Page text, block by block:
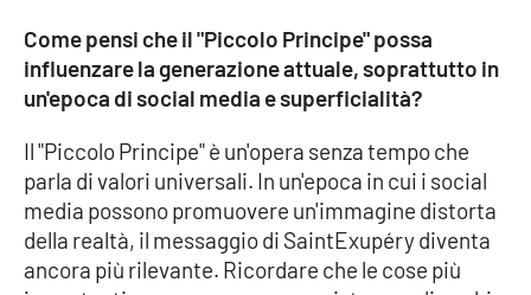
Come pensi che il "Piccolo Principe" possa
influenzare la generazione attuale, soprattutto in
un'epoca di social media e superficialità?
Il "Piccolo Principe" è un'opera senza tempo che
parla di valori universali. In un'epoca in cui i social
media possono promuovere un'immagine distorta
della realtà, il messaggio di SaintExupéry diventa
ancora più rilevante. Ricordare che le cose più